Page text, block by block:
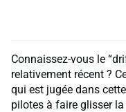
Connaissez-vous le
relativement récent ?
qui est jugée dans
pilotes à faire glisser la